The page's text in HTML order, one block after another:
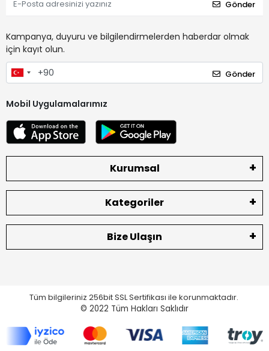
Gönder
Kampanya, duyuru ve bilgilendirmelerden haberdar olmak
için kayıt olun.
Gönder
Mobil Uygulamalarımız
Kurumsal
Kategoriler
Bize Ulaşın
Tüm bilgileriniz 256bit SSL Sertifikası ile korunmaktadır.
© 2022 Tüm Hakları Saklıdır